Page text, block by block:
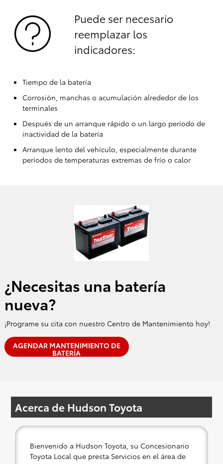
Puede ser necesario
reemplazar los
indicadores:
Tiempo de la batería
Corrosión, manchas o acumulación alrededor de los
terminales
Después de un arranque rápido o un largo período de
inactividad de la batería
Arranque lento del vehículo, especialmente durante
períodos de temperaturas extremas de frío o calor
¿Necesitas una batería
nueva?
¡Programe su cita con nuestro Centro de Mantenimiento hoy!
AGENDAR MANTENIMIENTO DE
BATERÍA
Acerca de Hudson Toyota
Bienvenido a Hudson Toyota, su Concesionario
Toyota Local que presta Servicios en el área de